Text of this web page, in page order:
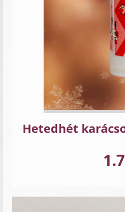
Hetedhét